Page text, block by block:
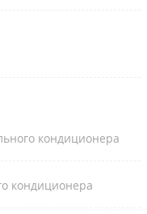
кондиционера
кондиционера